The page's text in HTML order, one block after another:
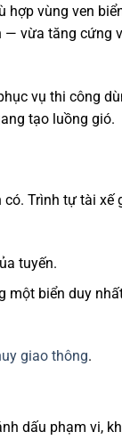
hợp vùng ven
— vừa tăng cứng
vụ thi công
tạo luồng gió.
Trình tự tài xế
tuyến.
một biển duy
giao thông.
dấu phạm vi,